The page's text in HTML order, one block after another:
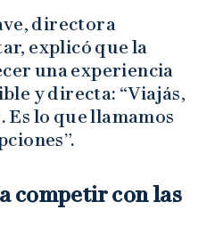
directora
explicó que la
una experiencia
y directa: “Viajás,
Es lo que llamamos
competir con las